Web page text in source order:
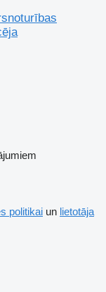
politikai un lietotāja